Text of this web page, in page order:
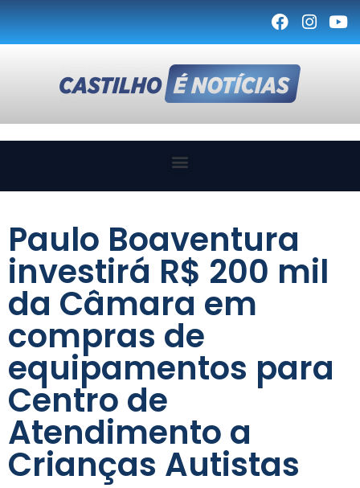
Paulo Boaventura
investirá R$ 200 mil
da Câmara em
compras de
equipamentos para
Centro de
Atendimento a
Crianças Autistas